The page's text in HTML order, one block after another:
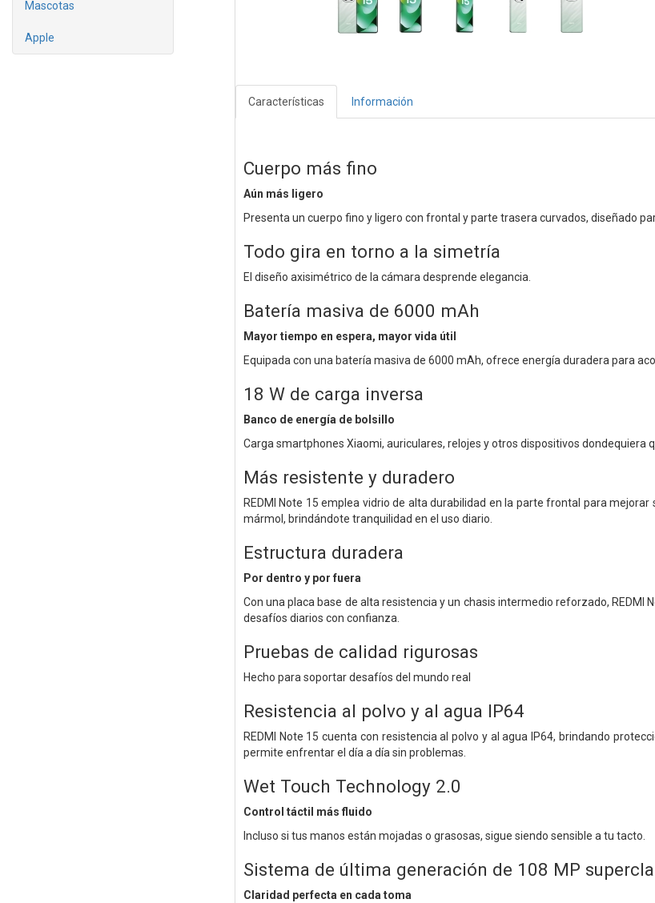
Mascotas
Apple
Características Información
Cuerpo más fino
Aún más ligero
Presenta un cuerpo fino y ligero con frontal y parte trasera curvados, diseñado
Todo gira en torno a la simetría
El diseño axisimétrico de la cámara desprende elegancia.
Batería masiva de 6000 mAh
Mayor tiempo en espera, mayor vida útil
Equipada con una batería masiva de 6000 mAh, ofrece energía duradera para
18 W de carga inversa
Banco de energía de bolsillo
Carga smartphones Xiaomi, auriculares, relojes y otros dispositivos dondequiera
Más resistente y duradero
REDMI Note 15 emplea vidrio de alta durabilidad en la parte frontal para
mármol, brindándote tranquilidad en el uso diario.
Estructura duradera
Por dentro y por fuera
Con una placa base de alta resistencia y un chasis intermedio reforzado,
desafíos diarios con confianza.
Pruebas de calidad rigurosas
Hecho para soportar desafíos del mundo real
Resistencia al polvo y al agua IP64
REDMI Note 15 cuenta con resistencia al polvo y al agua IP64, brindando
permite enfrentar el día a día sin problemas.
Wet Touch Technology 2.0
Control táctil más fluido
Incluso si tus manos están mojadas o grasosas, sigue siendo sensible a tu tacto.
Sistema de última generación de 108 MP
Claridad perfecta en cada toma